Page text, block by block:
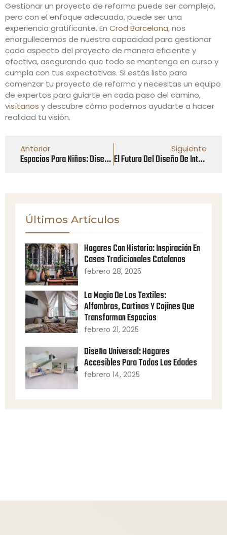
Gestionar un proyecto de reforma puede ser complejo,
pero con el enfoque adecuado, puede ser una
experiencia gratificante. En Crod Barcelona, nos
enorgullecemos de nuestra capacidad para gestionar
cada aspecto del proyecto de manera eficiente y
efectiva, asegurando que todo se mantenga en curso y
cumpla con tus expectativas. Si estás listo para
comenzar tu proyecto de reforma y necesitas un equipo
de expertos para guiarte en cada paso del camino,
visítanos y descubre cómo podemos ayudarte a hacer
realidad tu visión.
Anterior
Espacios Para Niños: Diseñando Habitaciones Creativas Y Funcionales
Siguiente
El Futuro Del Diseño De Interiores: Tendencias Emergentes
Últimos Artículos
Hogares Con Historia: Inspiración En
Casas Tradicionales Catalanas
febrero 28, 2025
La Magia De Los Textiles:
Alfombras, Cortinas Y Cojines Que
Transforman Espacios
febrero 21, 2025
Diseño Universal: Hogares
Accesibles Para Todas Las Edades
febrero 14, 2025